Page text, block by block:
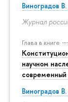
Виноградов
Журнал
Глава в книге
научном
Виноградов